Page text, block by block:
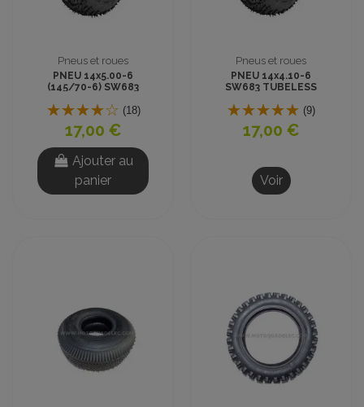
Pneus et roues
PNEU 14x5.00-6
(145/70-6) SW683
(18)
17,00 €
Ajouter au
panier
Pneus et roues
PNEU 14x4.10-6
SW683 TUBELESS
(9)
17,00 €
Voir